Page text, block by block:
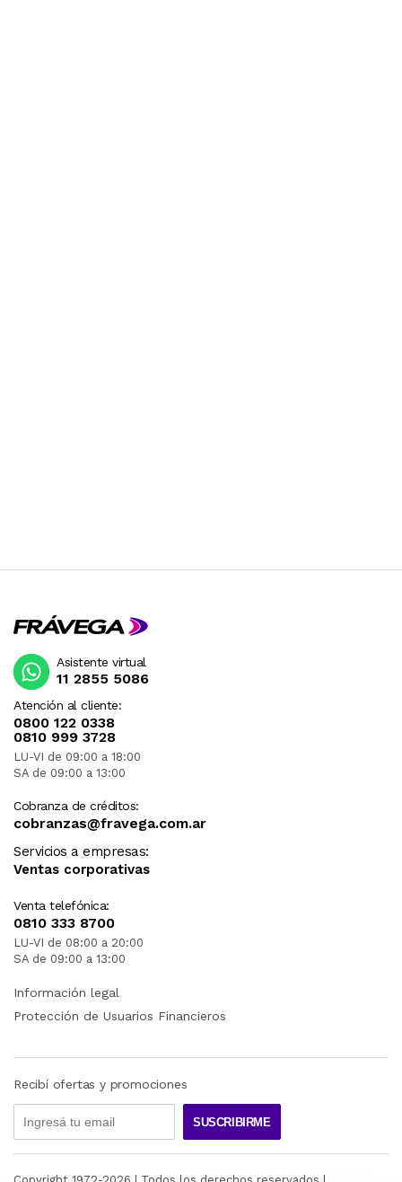
Atención al cliente:
0800 122 0338
0810 999 3728
LU-VI de 09:00 a 18:00
SA de 09:00 a 13:00
Cobranza de créditos:
cobranzas@fravega.com.ar
Servicios a empresas:
Ventas corporativas
Venta telefónica:
0810 333 8700
LU-VI de 08:00 a 20:00
SA de 09:00 a 13:00
Asistente virtual
11 2855 5086
Información legal
Protección de Usuarios Financieros
Recibí ofertas y promociones
SUSCRIBIRME